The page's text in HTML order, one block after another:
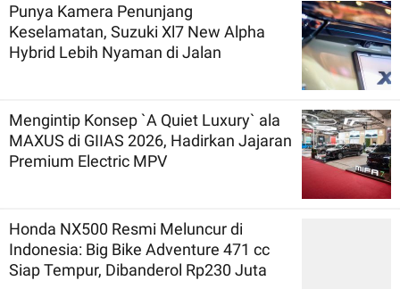
Punya Kamera Penunjang
Keselamatan, Suzuki Xl7 New Alpha
Hybrid Lebih Nyaman di Jalan
Mengintip Konsep `A Quiet Luxury` ala
MAXUS di GIIAS 2026, Hadirkan Jajaran
Premium Electric MPV
Honda NX500 Resmi Meluncur di
Indonesia: Big Bike Adventure 471 cc
Siap Tempur, Dibanderol Rp230 Juta